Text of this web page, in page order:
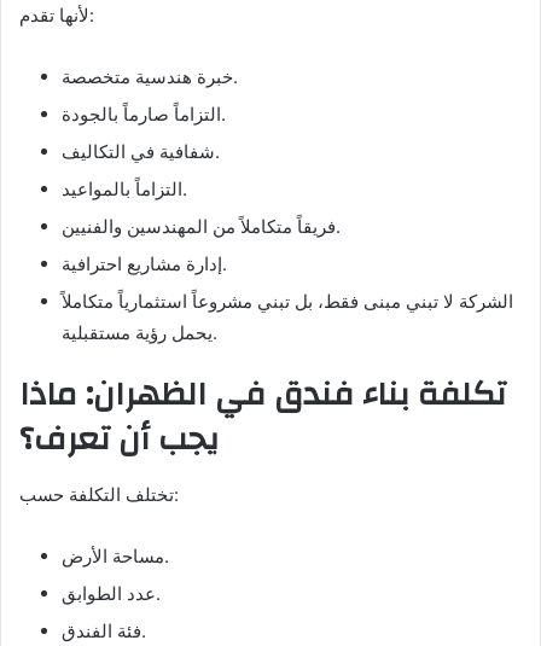
لأنها تقدم:
خبرة هندسية متخصصة.
التزاماً صارماً بالجودة.
شفافية في التكاليف.
التزاماً بالمواعيد.
فريقاً متكاملاً من المهندسين والفنيين.
إدارة مشاريع احترافية.
الشركة لا تبني مبنى فقط، بل تبني مشروعاً استثمارياً متكاملاً
يحمل رؤية مستقبلية.
تكلفة بناء فندق في الظهران: ماذا
يجب أن تعرف؟
تختلف التكلفة حسب:
مساحة الأرض.
عدد الطوابق.
فئة الفندق.